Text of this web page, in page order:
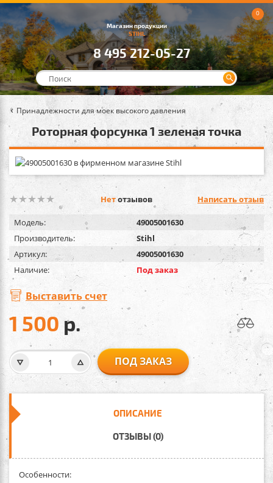
Магазин продукции
STIHL
8 495 212-05-27
0
Принадлежности для моек высокого давления
Роторная форсунка 1 зеленая точка
Нетотзывов Написать отзыв
Модель:
49005001630
Производитель:
Stihl
Артикул:
49005001630
Наличие:
Под заказ
Выставить счет
1 500 р.
ПОД ЗАКАЗ
ОПИСАНИЕ
ОТЗЫВЫ (0)
Особенности: